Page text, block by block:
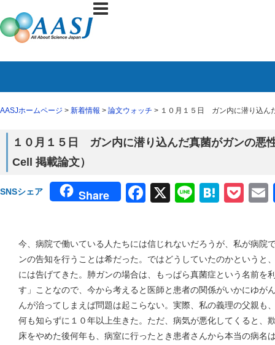
AASJホームページ > 新着情報 > 論文ウォッチ > １０月１５日 ガン内に潜り込ん
１０月１５日 ガン内に潜り込んだ真菌がガンの悪
Cell 掲載論文）
SNSシェア Share Facebook
X Line
今、病院で働いている人たちには信じれないだろうが、私が病院
ンの告知を行うことは希だった。ではどうしていたのかというと
には告げてきた。肺ガンの場合は、もっぱら真菌症という名前を
す」ことなので、今から考えると医師と患者の関係がいかにゆが
んが治ってしまえば問題は起こらない。実際、私の義理の父親も
何も知らずに１０年以上生きた。ただ、病気が悪化してくると、
床をやめた後何年も、病室に行ったとき患者さんから本当の病名